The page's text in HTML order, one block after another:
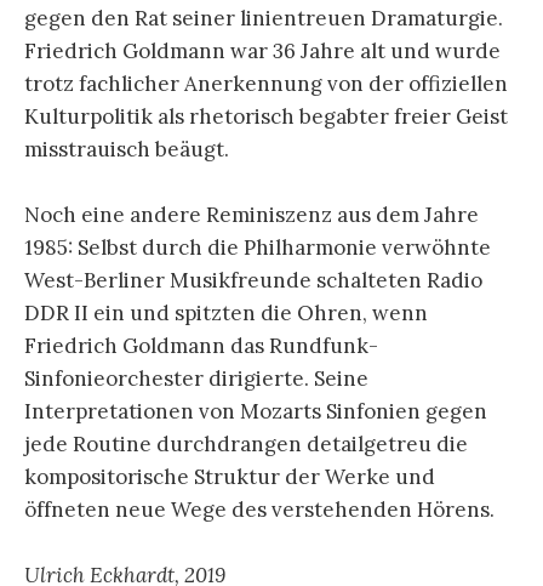
gegen den Rat seiner linientreuen Dramaturgie.
Friedrich Goldmann war 36 Jahre alt und wurde
trotz fachlicher Anerkennung von der offiziellen
Kulturpolitik als rhetorisch begabter freier Geist
misstrauisch beäugt.
Noch eine andere Reminiszenz aus dem Jahre
1985: Selbst durch die Philharmonie verwöhnte
West-Berliner Musikfreunde schalteten Radio
DDR II ein und spitzten die Ohren, wenn
Friedrich Goldmann das Rundfunk-
Sinfonieorchester dirigierte. Seine
Interpretationen von Mozarts Sinfonien gegen
jede Routine durchdrangen detailgetreu die
kompositorische Struktur der Werke und
öffneten neue Wege des verstehenden Hörens.
Ulrich Eckhardt, 2019